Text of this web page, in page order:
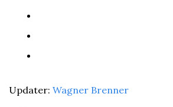
Updater: Wagner Brenner